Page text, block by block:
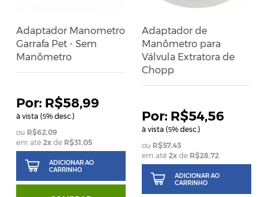
Adaptador Manometro
Garrafa Pet - Sem
Manômetro
R$58,99
à vista (5% desc.)
R$62,09
em até2x de R$31,05
ADICIONAR AO
CARRINHO
Adaptador de
Manômetro para
Válvula Extratora de
Chopp
R$54,56
à vista (5% desc.)
R$57,43
em até 2xde R$28,72
ADICIONAR AO
CARRINHO